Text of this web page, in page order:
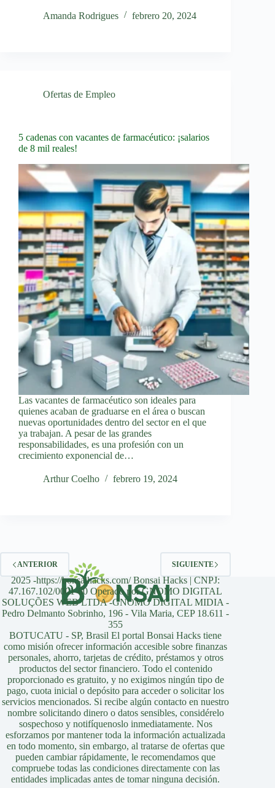
Amanda Rodrigues febrero 20, 2024
Ofertas de Empleo
5 cadenas con vacantes de farmacéutico: ¡salarios
de 8 mil reales!
Las vacantes de farmacéutico son ideales para
quienes acaban de graduarse en el área o buscan
nuevas oportunidades dentro del sector en el que
ya trabajan. A pesar de las grandes
responsabilidades, es una profesión con un
crecimiento exponencial de…
Arthur Coelho febrero 19, 2024
ANTERIOR SIGUIENTE
2025 -https://bonsaihacks.com/ Bonsai Hacks | CNPJ:
47.167.102/0001-60 Operado por GNOMO DIGITAL
SOLUÇÕES WEB LTDA -GNOMO DIGITAL MIDIA -
Pedro Delmanto Sobrinho, 196 - Vila Maria, CEP 18.611 -
355
BOTUCATU - SP, Brasil El portal Bonsai Hacks tiene
como misión ofrecer información accesible sobre finanzas
personales, ahorro, tarjetas de crédito, préstamos y otros
productos del sector financiero. Todo el contenido
proporcionado es gratuito, y no exigimos ningún tipo de
pago, cuota inicial o depósito para acceder o solicitar los
servicios mencionados. Si recibe algún contacto en nuestro
nombre solicitando dinero o datos sensibles, considérelo
sospechoso y notifíquenoslo inmediatamente. Nos
esforzamos por mantener toda la información actualizada
en todo momento, sin embargo, al tratarse de ofertas que
pueden cambiar rápidamente, le recomendamos que
compruebe todas las condiciones directamente con las
entidades implicadas antes de tomar ninguna decisión.